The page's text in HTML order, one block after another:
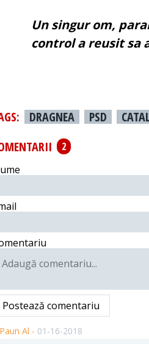
Un singur om,
control a reusit sa
DRAGNEA PSD
2
Postează comentariu
Paun Al - 01-16-2018